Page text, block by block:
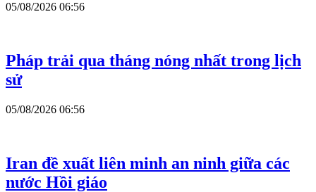
05/08/2026 06:56
Pháp trải qua tháng nóng nhất trong lịch
sử
05/08/2026 06:56
Iran đề xuất liên minh an ninh giữa các
nước Hồi giáo